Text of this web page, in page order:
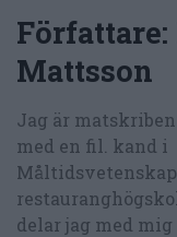
Författare:
Mattsson
Jag är
med en fil. kand i
delar jag med